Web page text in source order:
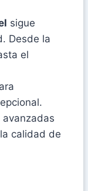
sigue
Desde la
el
calidad de